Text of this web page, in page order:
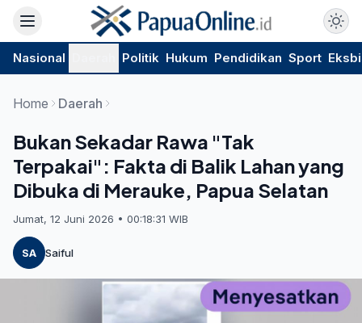
Nasional Politik Hukum Pendidikan Sport
Home Daerah
Bukan Sekadar Rawa "Tak
Terpakai": Fakta di Balik Lahan yang
Dibuka di Merauke, Papua Selatan
Jumat, 12 Juni 2026 • 00:18:31 WIB
SA Saiful